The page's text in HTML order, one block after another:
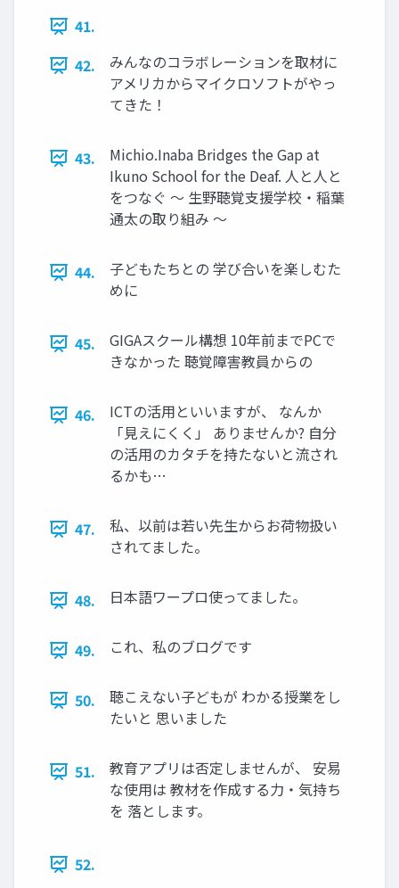
41.
42.
みんなのコラボレーションを取材に
アメリカからマイクロソフトがやっ
てきた！
43.
Michio.Inaba Bridges the Gap at
Ikuno School for the Deaf. 人と人と
をつなぐ ～ 生野聴覚支援学校・稲葉
通太の取り組み ～
44.
子どもたちとの 学び合いを楽しむた
めに
45.
GIGAスクール構想 10年前までPCで
きなかった 聴覚障害教員からの
46.
ICTの活用といいますが、 なんか
「見えにくく」 ありませんか? 自分
の活用のカタチを持たないと流され
るかも…
47.
私、以前は若い先生からお荷物扱い
されてました。
48. 日本語ワープロ使ってました。
49. これ、私のブログです
50.
聴こえない子どもが わかる授業をし
たいと 思いました
51.
教育アプリは否定しませんが、 安易
な使用は 教材を作成する力・気持ち
を 落とします。
52.